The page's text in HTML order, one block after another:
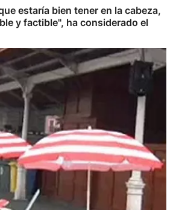
Eguraldia
estaría bien tener en la cabeza,
y factible", ha considerado el